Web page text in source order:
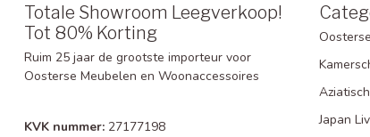
Totale Showroom Leegverkoop!
Tot 80% Korting
Ruim 25 jaar de grootste importeur voor
Oosterse Meubelen en Woonaccessoires
KVK nummer: 27177198
Japan